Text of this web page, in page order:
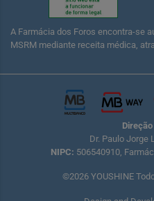
A Farmácia dos Foros encontra-se
MSRM mediante receita médica,
Dr. Paulo Jorge
NIPC: 506540910,
©2026 YOUSHINE